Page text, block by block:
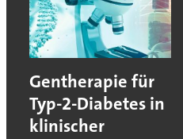
Gentherapie für
Typ-2-Diabetes in
klinischer